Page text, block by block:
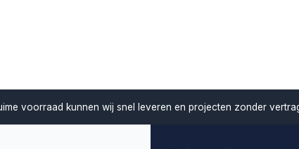
voorraad kunnen wij snel leveren en projecten zonder